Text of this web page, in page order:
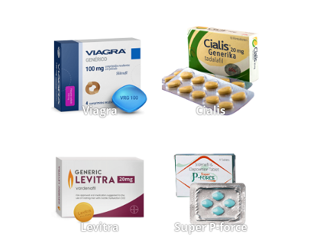
Viagra Cialis
Levitra Super P-force